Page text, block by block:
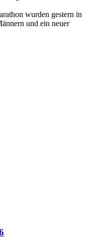
wurden gestern in
und ein neuer